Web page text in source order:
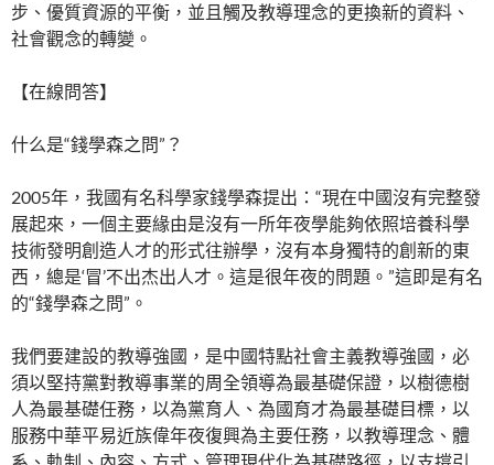
步、優質資源的平衡，並且觸及教導理念的更換新的資料、
社會觀念的轉變。
【在線問答】
什么是“錢學森之問”？
2005年，我國有名科學家錢學森提出：“現在中國沒有完整發
展起來，一個主要緣由是沒有一所年夜學能夠依照培養科學
技術發明創造人才的形式往辦學，沒有本身獨特的創新的東
西，總是‘冒’不出杰出人才。這是很年夜的問題。”這即是有名
的“錢學森之問”。
我們要建設的教導強國，是中國特點社會主義教導強國，必
須以堅持黨對教導事業的周全領導為最基礎保證，以樹德樹
人為最基礎任務，以為黨育人、為國育才為最基礎目標，以
服務中華平易近族偉年夜復興為主要任務，以教導理念、體